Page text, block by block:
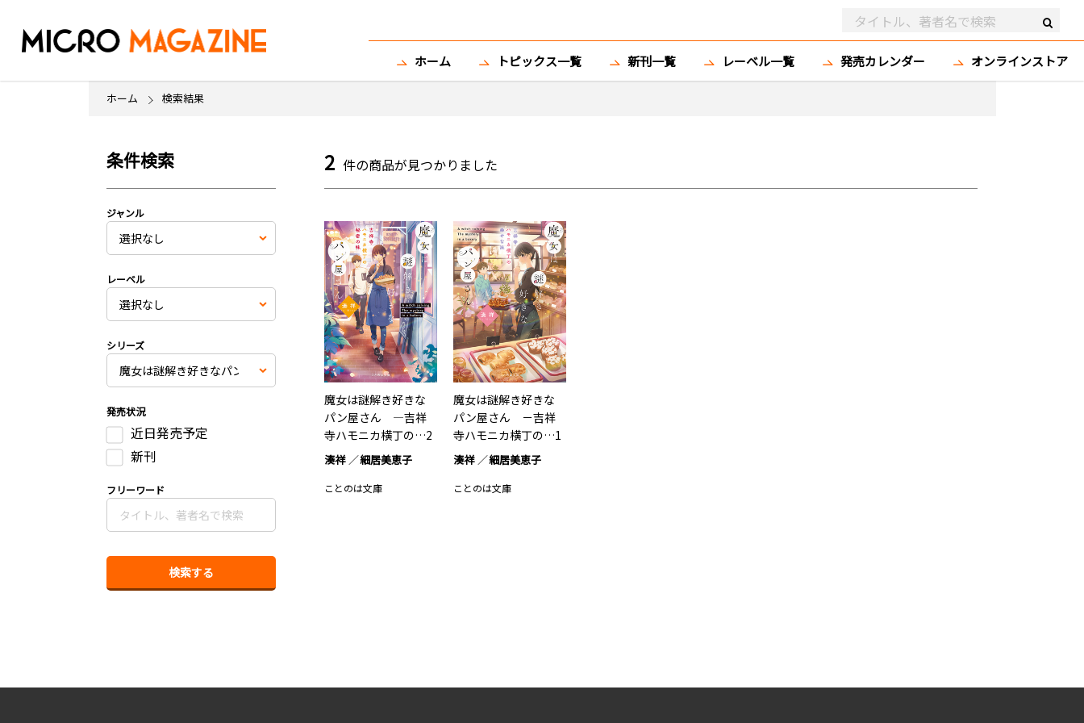
ホーム トピックス一覧 新刊一覧 レーベル一覧 発売カレンダー オンラインストア
ホーム 検索結果
条件検索
ジャンル
レーベル
シリーズ
発売状況
近日発売予定
新刊
フリーワード
2 件の商品が見つかりました
魔女は謎解き好きな
パン屋さん ―吉祥
寺ハモニカ横丁の…2
湊祥 細居美恵子
ことのは文庫
魔女は謎解き好きな
パン屋さん －吉祥
寺ハモニカ横丁の…1
湊祥 細居美恵子
ことのは文庫